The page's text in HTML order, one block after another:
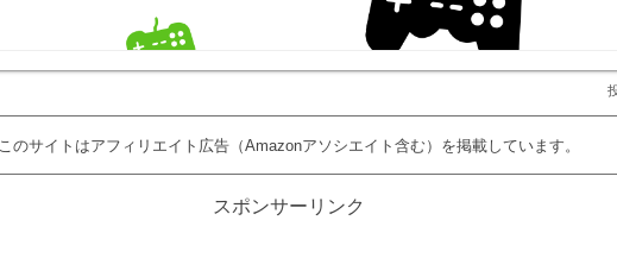
このサイトはアフィリエイト広告（Amazonアソシエイト含む）を掲載しています。
スポンサーリンク